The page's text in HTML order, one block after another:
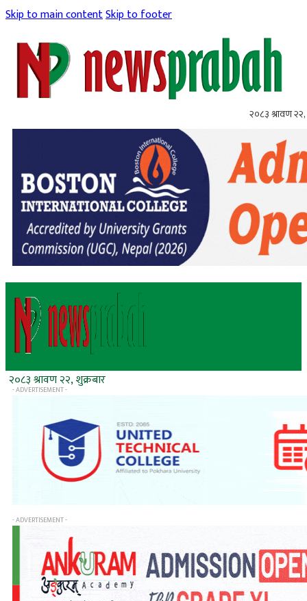
Skip to main contentSkip to footer
२०८३ श्रावण २२,
२०८३ श्रावण २२, शुक्रबार
- ADVERTISEMENT -
- ADVERTISEMENT -